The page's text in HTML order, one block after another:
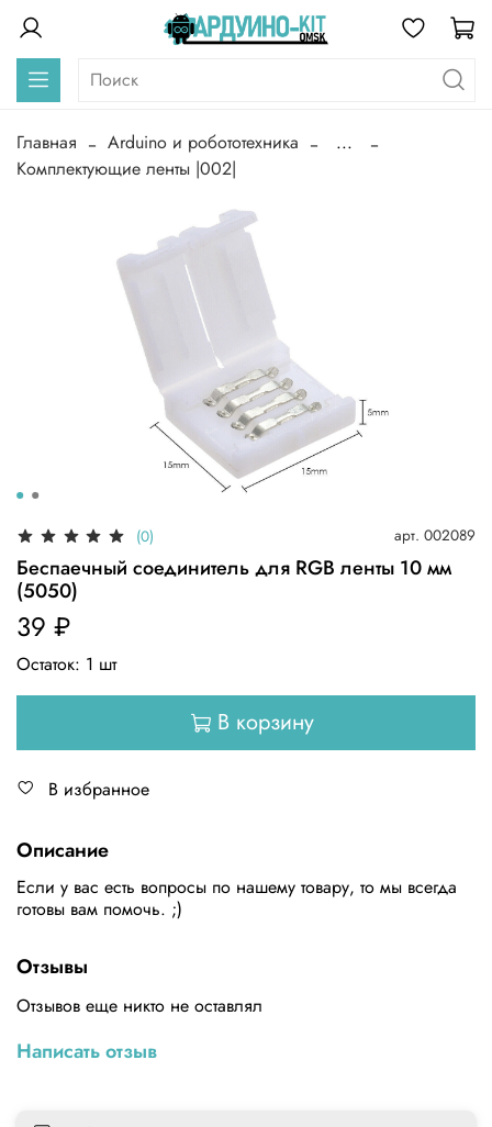
Главная Arduino и робототехника
...
Комплектующие ленты |002|
(0) арт. 002089
Беспаечный соединитель для RGB ленты 10 мм
(5050)
39 ₽
Остаток: 1 шт
В корзину
В избранное
Описание
Если у вас есть вопросы по нашему товару, то мы всегда
готовы вам помочь. ;)
Отзывы
Отзывов еще никто не оставлял
Написать отзыв